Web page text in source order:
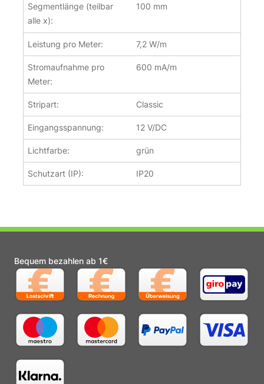
Segmentlänge (teilbar
alle x):
100 mm
Leistung pro Meter: 7,2 W/m
Stromaufnahme pro
Meter:
600 mA/m
Stripart: Classic
Eingangsspannung: 12 V/DC
Lichtfarbe: grün
Schutzart (IP): IP20
Bequem bezahlen ab 1€